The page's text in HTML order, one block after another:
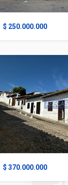
$ 250.000.000
$ 370.000.000